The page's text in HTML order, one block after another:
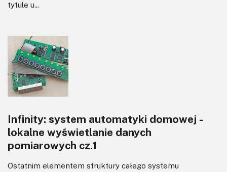
tytule u...
Infinity: system automatyki domowej -
lokalne wyświetlanie danych
pomiarowych cz.1
Ostatnim elementem struktury całego systemu